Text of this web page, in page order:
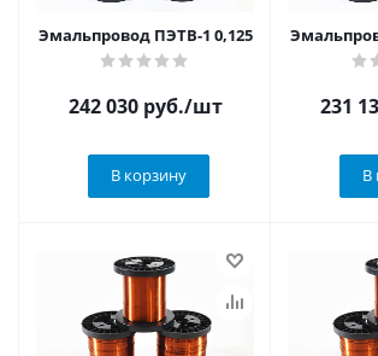
Эмальпровод ПЭТВ-1 0,125
242 030руб./шт
В корзину
231
В